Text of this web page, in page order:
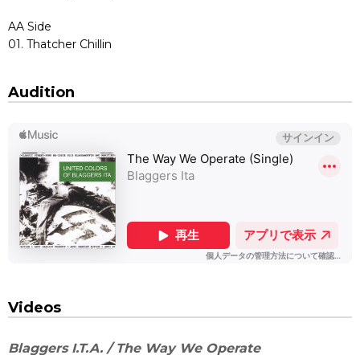
AA Side
01. Thatcher Chillin
Audition
Videos
Blaggers I.T.A. / The Way We Operate